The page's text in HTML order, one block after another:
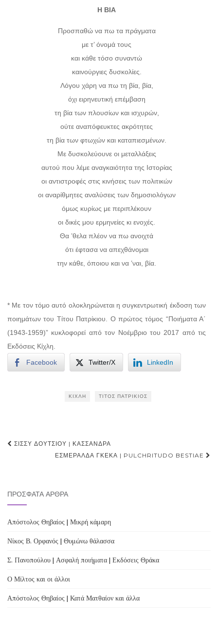
Η ΒΙΑ
Προσπαθώ να πω τα πράγματα
με τ’ όνομά τους
και κάθε τόσο συναντώ
καινούργιες δυσκολίες.
Λόγου χάρη να πω τη βία, βία,
όχι ειρηνευτική επέμβαση
τη βία των πλουσίων και ισχυρών,
ούτε αναπόφευκτες ακρότητες
τη βία των φτωχών και καταπιεσμένων.
Με δυσκολεύουνε οι μεταλλάξεις
αυτού που λέμε αναγκαιότητα της Ιστορίας
οι αντιστροφές στις κινήσεις των πολιτικών
οι αναρίθμητες αναλύσεις των δημοσιολόγων
όμως κυρίως με περιπλέκουν
οι δικές μου ερμηνείες κι ενοχές.
Θα ’θελα πλέον να πω ανοιχτά
ότι έφτασα να απεχθάνομαι
την κάθε, όποιου και να ’ναι, βία.
* Με τον τόμο αυτό ολοκληρώνεται η συγκεντρωτική έκδοση των
ποιημάτων του Τίτου Πατρίκιου. Ο πρώτος τόμος “Ποιήματα Α΄
(1943-1959)” κυκλοφορεί από τον Νοέμβριο του 2017 από τις
Εκδόσεις Κίχλη.
Facebook Twitter/X LinkedIn
ΚΊΧΛΗ ΤΊΤΟΣ ΠΑΤΡΊΚΙΟΣ
Post
navigation
ΣΊΣΣΥ ΔΟΥΤΣΊΟΥ | ΚΑΣΣΆΝΔΡΑ
ΕΣΜΕΡΆΛΔΑ ΓΚΈΚΑ | PULCHRITUDO BESTIAE
ΠΡΌΣΦΑΤΑ ΆΡΘΡΑ
Απόστολος Θηβαίος | Μικρή κάμαρη
Νίκος Β. Ορφανός | Θυμώνω θάλασσα
Σ. Πανοπούλου | Ασφαλή ποιήματα | Εκδόσεις Θράκα
Ο Μίλτος και οι άλλοι
Απόστολος Θηβαίος | Κατά Ματθαίον και άλλα